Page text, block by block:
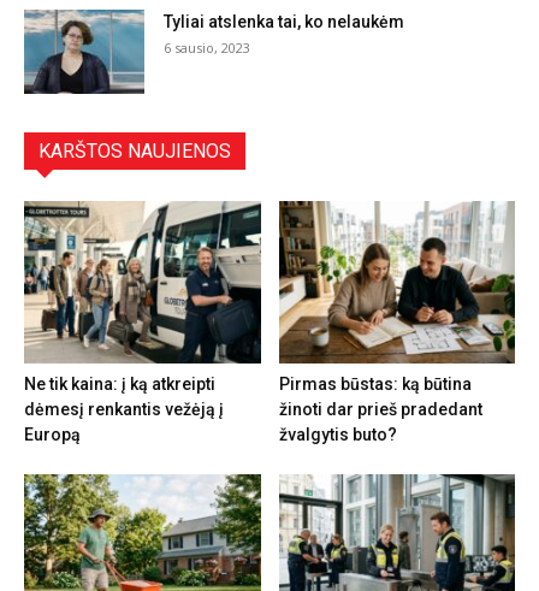
Tyliai atslenka tai, ko nelaukėm
6 sausio, 2023
KARŠTOS NAUJIENOS
Ne tik kaina: į ką atkreipti
dėmesį renkantis vežėją į
Europą
Pirmas būstas: ką būtina
žinoti dar prieš pradedant
žvalgytis buto?